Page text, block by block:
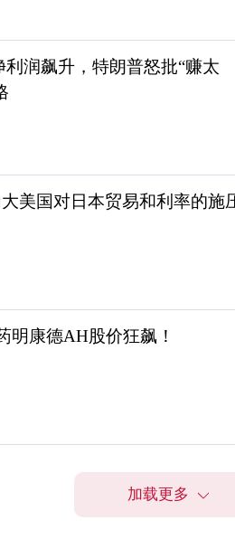
润飙升，特朗普怒批“赚太
美国对日本贸易和利率的施
明康德AH股价狂飙！
加载更多